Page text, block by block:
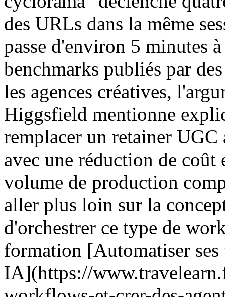
des URLs dans la même
passe d'environ 5 minutes
benchmarks publiés par
les agences créatives,
Higgsfield mentionne
remplacer un retainer
avec une réduction de coût
volume de production
aller plus loin sur la
d'orchestrer ce type de
formation [Automatiser
IA](https://